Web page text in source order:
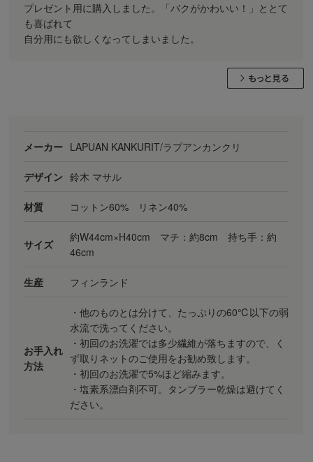
プレゼント用に購入しました。「バクがかわいい！」ととて
も喜ばれて
自分用にも欲しくなってしまいました。
メーカー LAPUAN KANKURIT/ラプアンカンクリ
デザイン 鈴木 マサル
材質 コットン60% リネン40%
サイズ
約W44cm×H40cm マチ：約8cm 持ち手：約
46cm
生産 フィンランド
お手入れ
方法
・他のものとは分けて、たっぷりの60℃以下の弱
水流で洗ってください。
・初回のお洗濯では多少繊維が落ちますので、く
ず取りネットのご使用をお勧め致します。
・初回のお洗濯で5%ほど縮みます。
・塩素系漂白剤不可。タンブラー乾燥は避けてく
ださい。